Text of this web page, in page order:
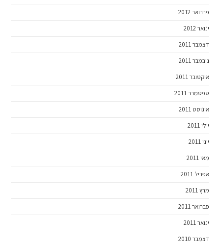
פברואר 2012
ינואר 2012
דצמבר 2011
נובמבר 2011
אוקטובר 2011
ספטמבר 2011
אוגוסט 2011
יולי 2011
יוני 2011
מאי 2011
אפריל 2011
מרץ 2011
פברואר 2011
ינואר 2011
דצמבר 2010